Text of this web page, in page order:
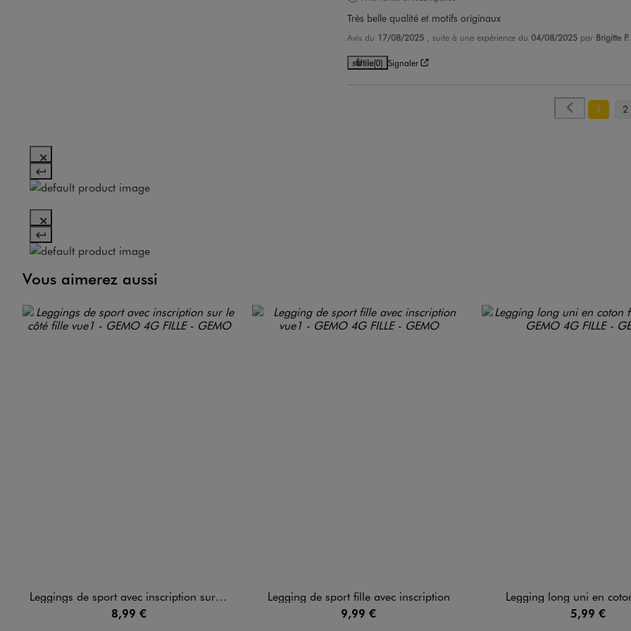
Très belle qualité et motifs originaux
Avis du 17/08/2025 , suite à une expérience du 04/08/2025 par Brigitte P.
Utile(0) Signaler
1 2
Vous aimerez aussi
Leggings de sport avec inscription sur le côté fille
8,99 €
Legging de sport fille avec inscription
9,99 €
Legging long uni en
5,99 €